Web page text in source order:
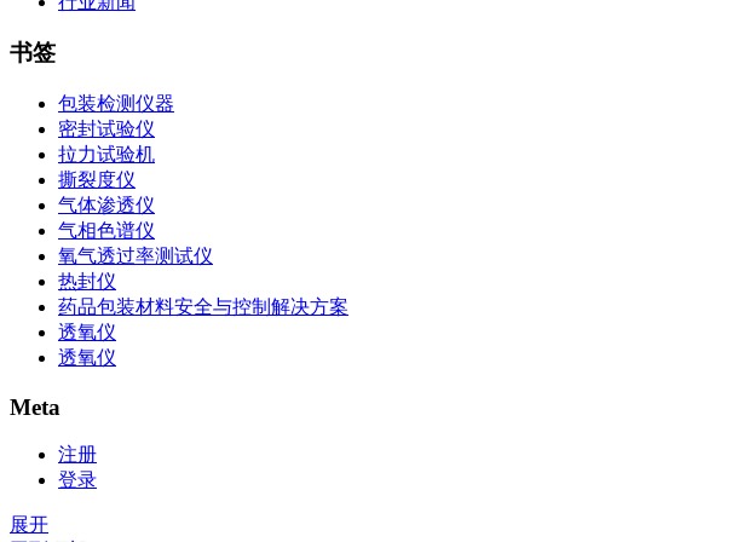
书签
包装检测仪器
密封试验仪
拉力试验机
撕裂度仪
气体渗透仪
气相色谱仪
氧气透过率测试仪
热封仪
药品包装材料安全与控制解决方案
透氧仪
透氧仪
Meta
注册
登录
展开